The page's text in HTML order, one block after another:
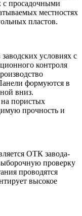
с просадочными
местностях
пластов.
условиях с
контроля
формуются в
вниз.
пористых
прочность и
ОТК завода-
проверку
проводятся
высокое